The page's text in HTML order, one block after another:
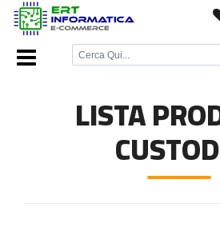
Home Page/Accessori cellulari/
LISTA